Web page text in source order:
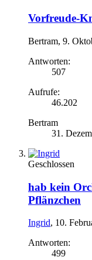
Vorfreude-
Bertram, 9.
Antworten:
507
Aufrufe:
46.202
Bertram
31.
Geschlossen
hab kein
Pflänzchen
Ingrid, 10.
Antworten:
499